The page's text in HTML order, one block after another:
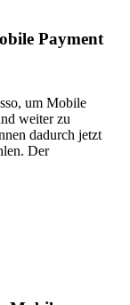
Payment
um Mobile
weiter zu
dadurch jetzt
Der